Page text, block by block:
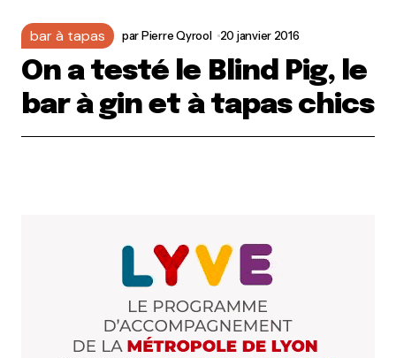
bar à tapas parPierre Qyrool 20 janvier 2016
On a testé le Blind Pig, le
bar à gin et à tapas chics